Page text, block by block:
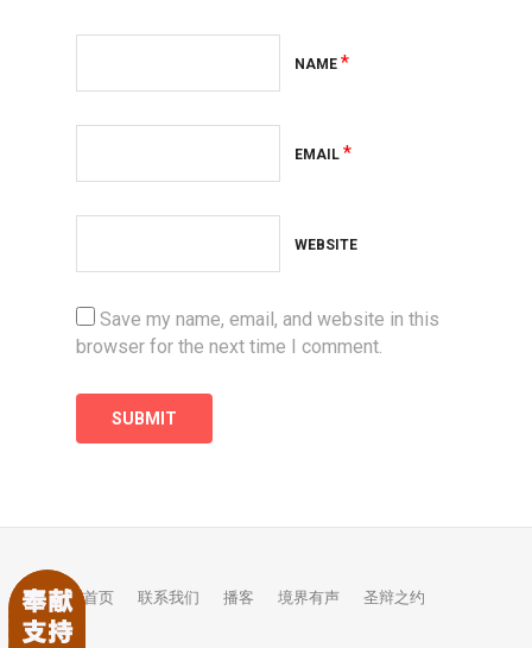
NAME *
EMAIL *
WEBSITE
Save my name, email, and website in this
browser for the next time I comment.
首页 联系我们 播客 境界有声 圣辩之约